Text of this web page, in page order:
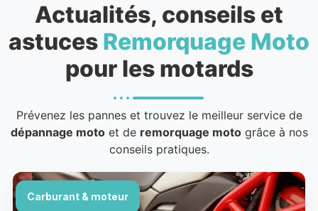
Actualités, conseils et
astuces Remorquage Moto
pour les motards
Prévenez les pannes et trouvez le meilleur service de
dépannage motoet de remorquage motogrâce à nos
conseils pratiques.
Carburant & moteur